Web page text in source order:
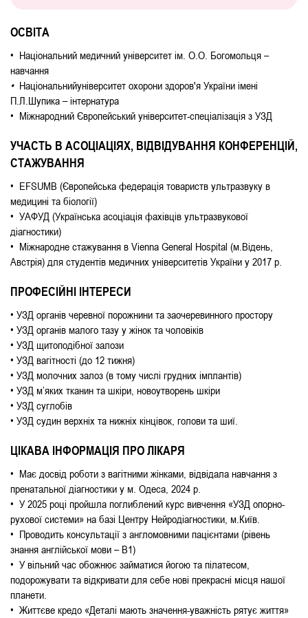
ОСВІТА
• Національний медичний університет ім. О.О. Богомольця –
навчання
• Національнийуніверситет охорони здоров'я України імені
П.Л.Шупика – інтернатура
• Міжнародний Європейський університет-спеціалізація з УЗД
УЧАСТЬ В АСОЦІАЦІЯХ, ВІДВІДУВАННЯ КОНФЕРЕНЦІЙ,
СТАЖУВАННЯ
• EFSUMB (Європейська федерація товариств ультразвуку в
медицині та біології)
• УАФУД (Українська асоціація фахівців ультразвукової
діагностики)
• Міжнародне стажування в Vienna General Hospital (м.Відень,
Австрія) для студентів медичних університетів України у 2017 р.
ПРОФЕСІЙНІ ІНТЕРЕСИ
• УЗД органів черевної порожнини та заочеревинного простору
• УЗД органів малого тазу у жінок та чоловіків
• УЗД щитоподібної залози
• УЗД вагітності (до 12 тижня)
• УЗД молочних залоз (в тому числі грудних імплантів)
• УЗД м’яких тканин та шкіри, новоутворень шкіри
• УЗД суглобів
• УЗД судин верхніх та нижніх кінцівок, голови та шиї.
ЦІКАВА ІНФОРМАЦІЯ ПРО ЛІКАРЯ
• Має досвід роботи з вагітними жінками, відвідала навчання з
пренатальної діагностики у м. Одеса, 2024 р.
• У 2025 році пройшла поглиблений курс вивчення «УЗД опорно-
рухової системи» на базі Центру Нейродіагностики, м.Київ.
• Проводить консультації з англомовними пацієнтами (рівень
знання англійської мови – В1)
• У вільний час обожнює займатися йогою та пілатесом,
подорожувати та відкривати для себе нові прекрасні місця нашої
планети.
• Життєве кредо «Деталі мають значення-уважність рятує життя»